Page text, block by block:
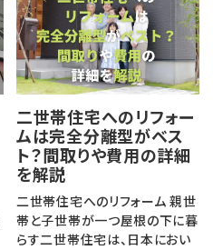
二世帯住宅へのリフォー
ムは完全分離型がベス
ト？間取りや費用の詳細
を解説
二世帯住宅へのリフォーム 親世
帯と子世帯が一つ屋根の下に暮
らす二世帯住宅は、日本におい